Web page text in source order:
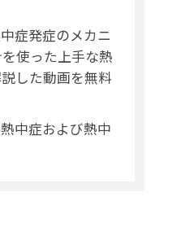
症発症のメカニ
使った上手な熱
した動画を無料
中症および熱中